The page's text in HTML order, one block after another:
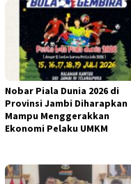
Nobar Piala Dunia 2026 di
Provinsi Jambi Diharapkan
Mampu Menggerakkan
Ekonomi Pelaku UMKM